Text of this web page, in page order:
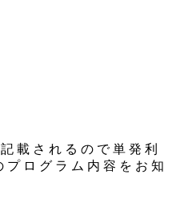
載されるので単発利
ログラム内容をお知